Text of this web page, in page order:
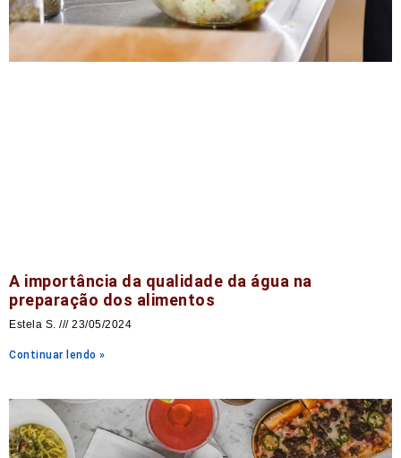
A importância da qualidade da água na
preparação dos alimentos
Estela S. 23/05/2024
Continuar lendo »